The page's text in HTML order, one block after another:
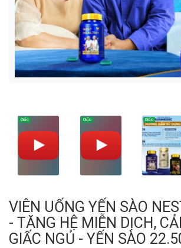
VIÊN UỐNG YẾN SÀO
- TĂNG HỆ MIỄN DỊCH,
GIẤC NGỦ - YẾN SÀO